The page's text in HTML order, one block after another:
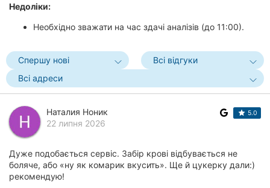
Недоліки:
Необхідно зважати на час здачі аналізів (до 11:00).
Спершу нові
Всі відгуки
Всі адреси
Наталия Ноник
22 липня 2026
5.0
Дуже подобається сервіс. Забір крові відбувається не
боляче, або «ну як комарик вкусить». Ще й цукерку дали:)
рекомендую!